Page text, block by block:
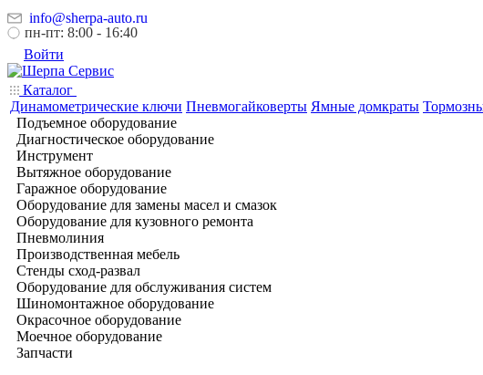
info@sherpa-auto.ru
пн-пт: 8:00 - 16:40
Войти
Каталог
Динамометрические ключи Пневмогайковерты Ямные домкраты
Подъемное оборудование
Диагностическое оборудование
Инструмент
Вытяжное оборудование
Гаражное оборудование
Оборудование для замены масел и смазок
Оборудование для кузовного ремонта
Пневмолиния
Производственная мебель
Стенды сход-развал
Оборудование для обслуживания систем
Шиномонтажное оборудование
Окрасочное оборудование
Моечное оборудование
Запчасти